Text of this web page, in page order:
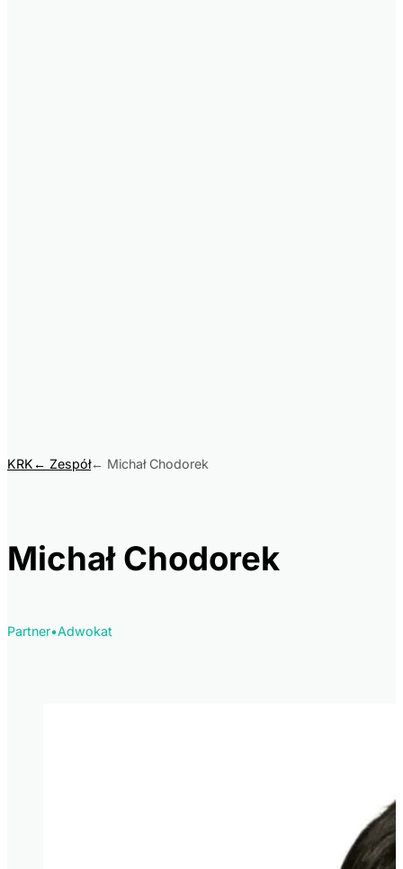
Michał Chodorek
Partner•Adwokat
KRK Zespół Michał Chodorek